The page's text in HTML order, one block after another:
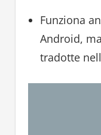
Funziona
Android,
tradotte